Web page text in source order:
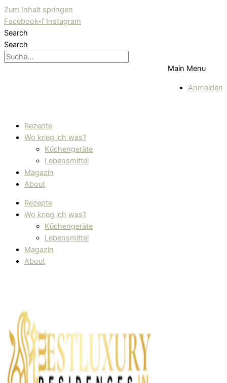
Zum Inhalt springen
Facebook-f Instagram
Search
Search
Main Menu
Anmelden
Rezepte
Wo krieg ich was?
Küchengeräte
Lebensmittel
Magazin
About
Rezepte
Wo krieg ich was?
Küchengeräte
Lebensmittel
Magazin
About